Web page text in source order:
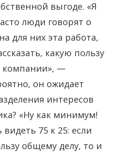
выгоде. «Я
люди говорят о
для них эта работа,
какую пользу
компании», —
он ожидает
интересов
«Ну как минимум!
75 к 25: если
общему делу, то и